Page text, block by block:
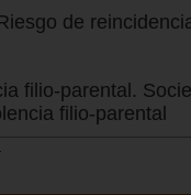
de
filio-parental.
filio-parental